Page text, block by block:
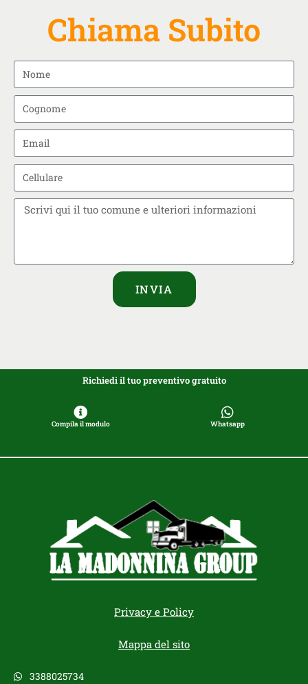
Chiama Subito
INVIA
Richiedi il tuo preventivo gratuito
Compila il modulo Whatsapp
Privacy e Policy
Mappa del sito
3388025734